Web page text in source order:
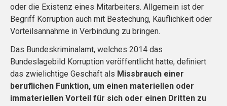
oder die Existenz eines Mitarbeiters. Allgemein ist der
Begriff Korruption auch mit Bestechung, Käuflichkeit oder
Vorteilsannahme in Verbindung zu bringen.
Das Bundeskriminalamt, welches 2014 das
Bundeslagebild Korruption veröffentlicht hatte, definiert
das zwielichtige Geschäft als Missbrauch einer
beruflichen Funktion, um einen materiellen oder
immateriellen Vorteil für sich oder einen Dritten zu